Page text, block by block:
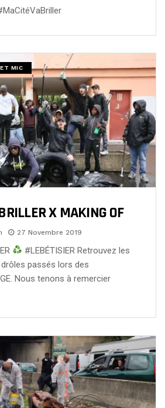
MIC
X MAKING OF
27 Novembre 2019
#LEBÉTISIER Retrouvez les
passés lors des
Nous tenons à remercier